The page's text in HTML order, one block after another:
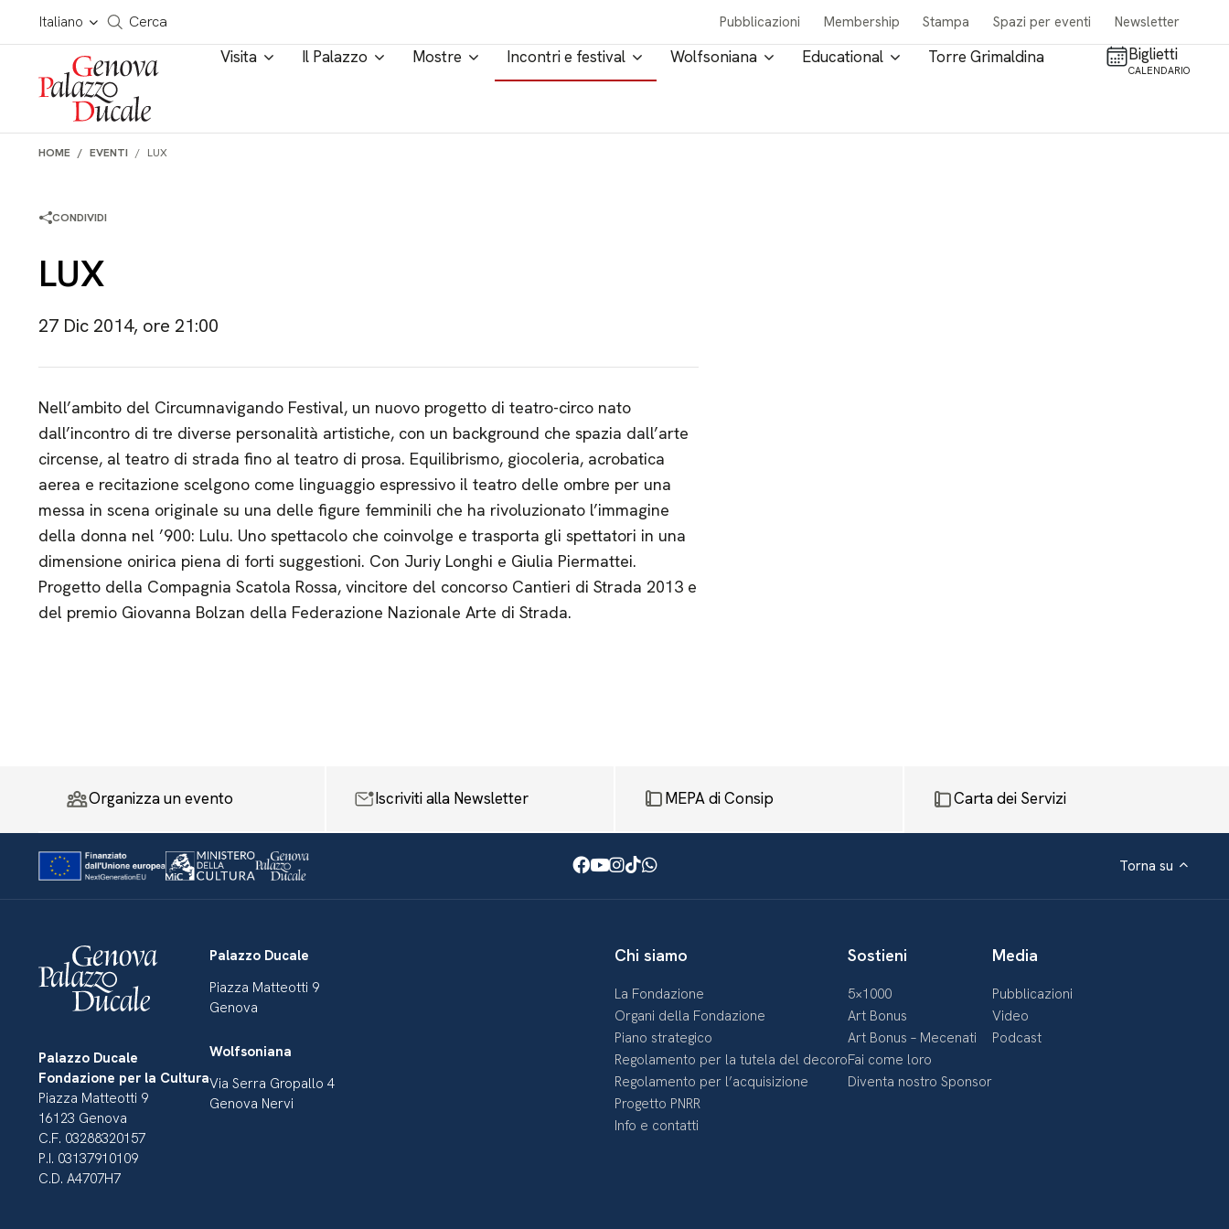
Salta al contenuto
Italiano
Cerca in tutto il sito
Cerca Pubblicazioni Membership Stampa Spazi per eventi Newsletter
Visita Il Palazzo Mostre Incontri e festival Wolfsoniana Educational Torre Grimaldina Biglietti
CALENDARIO
HOME EVENTI LUX
CONDIVIDI
LUX
27 Dic 2014, ore 21:00
Nell’ambito del Circumnavigando Festival, un nuovo progetto di teatro-circo nato
dall’incontro di tre diverse personalità artistiche, con un background che spazia dall’arte
circense, al teatro di strada fino al teatro di prosa. Equilibrismo, giocoleria, acrobatica
aerea e recitazione scelgono come linguaggio espressivo il teatro delle ombre per una
messa in scena originale su una delle figure femminili che ha rivoluzionato l’immagine
della donna nel ’900: Lulu. Uno spettacolo che coinvolge e trasporta gli spettatori in una
dimensione onirica piena di forti suggestioni. Con Juriy Longhi e Giulia Piermattei.
Progetto della Compagnia Scatola Rossa, vincitore del concorso Cantieri di Strada 2013 e
del premio Giovanna Bolzan della Federazione Nazionale Arte di Strada.
Organizza un evento Iscriviti alla Newsletter MEPA di Consip Carta dei Servizi
Facebook
Youtube
Instagram
TikTok
WhatsApp Torna su
Palazzo Ducale
Fondazione per la Cultura
Piazza Matteotti 9
16123 Genova
C.F. 03288320157
P.I. 03137910109
C.D. A4707H7
Palazzo Ducale
Piazza Matteotti 9
Genova
Wolfsoniana
Via Serra Gropallo 4
Genova Nervi
Chi siamo
La Fondazione
Organi della Fondazione
Piano strategico
Regolamento per la tutela del decoro
Regolamento per l’acquisizione
Progetto PNRR
Info e contatti
Sostieni
5×1000
Art Bonus
Art Bonus – Mecenati
Fai come loro
Diventa nostro Sponsor
Media
Pubblicazioni
Video
Podcast